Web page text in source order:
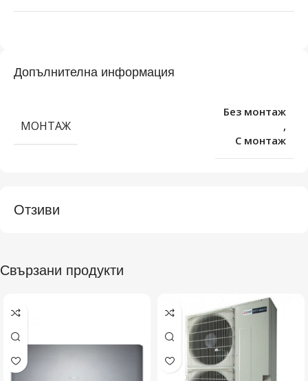
Допълнителна информация
МОНТАЖ
Без монтаж
,
С монтаж
Отзиви
Свързани продукти